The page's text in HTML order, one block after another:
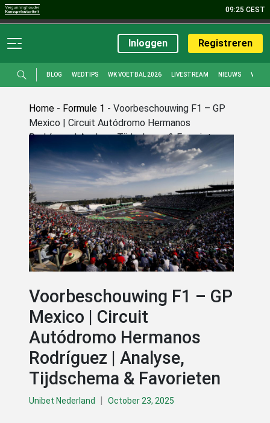
09:25 CEST
Sport Promoties
Inloggen Registreren
BLOG WEDTIPS WK VOETBAL 2026 LIVESTREAM NIEUWS
Home - Formule 1 - Voorbeschouwing F1 – GP
Mexico | Circuit Autódromo Hermanos
Rodríguez | Analyse, Tijdschema & Favorieten
Voorbeschouwing F1 – GP
Mexico | Circuit
Autódromo Hermanos
Rodríguez | Analyse,
Tijdschema & Favorieten
Unibet Nederland October 23, 2025